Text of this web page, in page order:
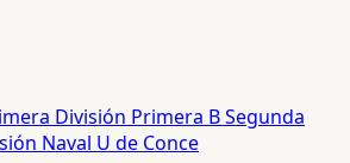
División Primera BSegunda
Naval U de Conce